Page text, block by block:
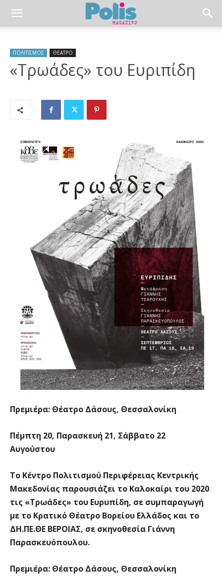
ΠΟΛΙΤΙΣΜΟΣ ΘΕΑΤΡΟ
«Τρωάδες» του Ευριπίδη
Πρεμιέρα: Θέατρο Δάσους, Θεσσαλονίκη
Πέμπτη 20, Παρασκευή 21, Σάββατο 22
Αυγούστου
Το Κέντρο Πολιτισμού Περιφέρειας Κεντρικής
Μακεδονίας παρουσιάζει το Καλοκαίρι του 2020
τις «Τρωάδες» του Ευρυπίδη, σε συμπαραγωγή
με το Κρατικό Θέατρο Βορείου Ελλάδος και το
ΔΗ.ΠΕ.ΘΕ ΒΕΡΟΙΑΣ, σε σκηνοθεσία Γιάννη
Παρασκευόπουλου.
Πρεμιέρα: Θέατρο Δάσους, Θεσσαλονίκη